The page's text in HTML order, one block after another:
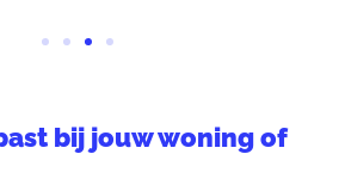
bij jouw woning of